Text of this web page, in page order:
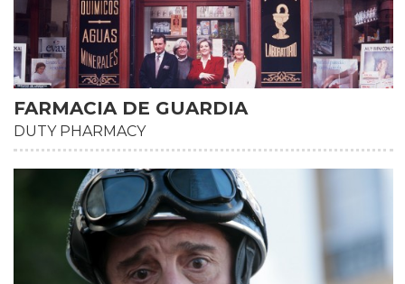
HD
FARMACIA DE GUARDIA
DUTY PHARMACY